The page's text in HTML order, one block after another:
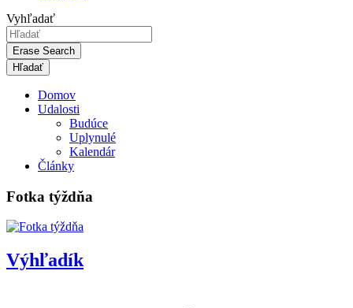
Vyhľadať
Erase Search
Domov
Udalosti
Budúce
Uplynulé
Kalendár
Články
Fotka týždňa
Výhľadík